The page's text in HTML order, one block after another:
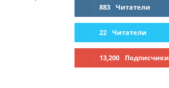
883 Читатели
22 Читатели
13,200 Подписчики